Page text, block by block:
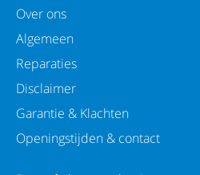
Over ons
Algemeen
Reparaties
Disclaimer
Garantie & Klachten
Openingstijden & contact